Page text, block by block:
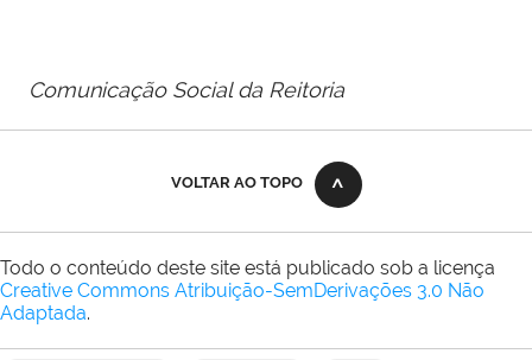
Comunicação Social da Reitoria
VOLTAR AO TOPO
Todo o conteúdo deste site está publicado sob a licença
Creative Commons Atribuição-SemDerivações 3.0 Não
Adaptada.